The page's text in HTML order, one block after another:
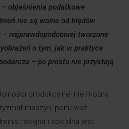
objaśnienia podatkowe
nie są wolne od błędów
najprawdopodobniej tworzone
o tym, jak w praktyce
– po prostu nie przystają
produkcyjnej nie można
maszyn, ponieważ
i socjalna jest